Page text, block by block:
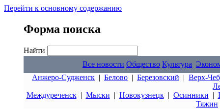
Перейти к основному содержанию
Форма поиска
Найти
Все новости Общество Культура
Анжеро-Судженск | Белово | Березовский | Верх-
Междуреченск| Мыски | Новокузнецк| Осинники |
Тяжин